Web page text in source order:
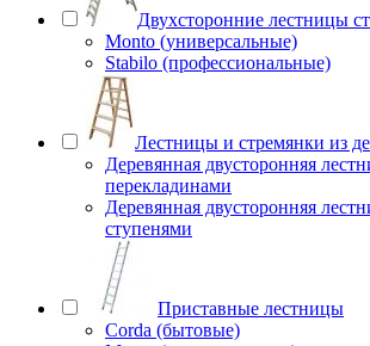
Двухсторонние лестницы
Monto (универсальные)
Stabilo (профессиональные)
Лестницы и стремянки из
Деревянная двусторонняя
перекладинами
Деревянная двусторонняя
ступенями
Приставные лестницы
Corda (бытовые)